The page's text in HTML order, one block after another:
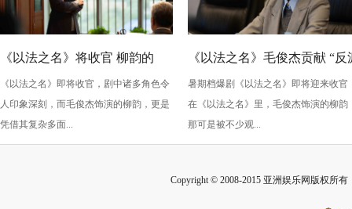
《以法之名》将收官 柳韵的
“蠢” 让毛俊杰重回巅峰
《以法之名》即将收官，剧中诸多角色令
人印象深刻，而毛俊杰饰演的柳韵，更是
凭借其复杂多面...
《以法之名》毛俊杰贡献 “反
级” 演技？柳韵的 “蠢” 是表演
的胜利！
暑期档爆剧《以法之名》即将迎来收官
在《以法之名》里，毛俊杰饰演的柳韵
那可是被不少观...
Copyright © 2008-2015 亚洲娱乐网版权所